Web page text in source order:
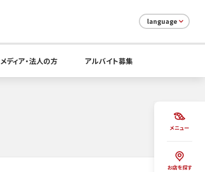
メニュー
お店を探す
language
メディア・法人の方 アルバイト募集